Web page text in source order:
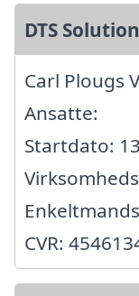
DTS Solution
Carl Plougs
Ansatte:
Startdato:
CVR: